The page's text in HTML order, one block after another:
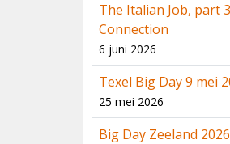
The Italian Job, part
Connection
6 juni 2026
Texel Big Day 9 mei
25 mei 2026
Big Day Zeeland 2026